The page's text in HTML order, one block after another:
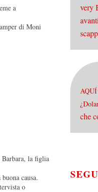
a
di Moni
la figlia
causa.
o
very
che